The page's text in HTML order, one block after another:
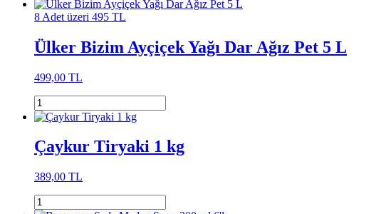
8 Adet üzeri 495 TL
Ülker Bizim Ayçiçek Yağı Dar Ağız Pet 5 L
499,00 TL
Çaykur Tiryaki 1 kg
389,00 TL